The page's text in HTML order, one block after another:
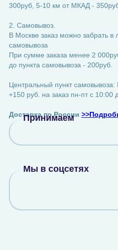
300руб, 5-10 км от МКАД -
2. Самовывоз.
В Москве заказ можно забрать в
самовывоза
При сумме заказа менее 2
до пункта самовывоза - 200руб.
Центральный пункт
+150 руб. на заказ пн-пт с 10:00
Доставка по России
Принимаем
Мы в соцсетях